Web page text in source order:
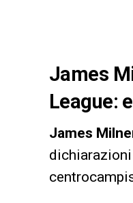
James
League:
James
dichiarazioni